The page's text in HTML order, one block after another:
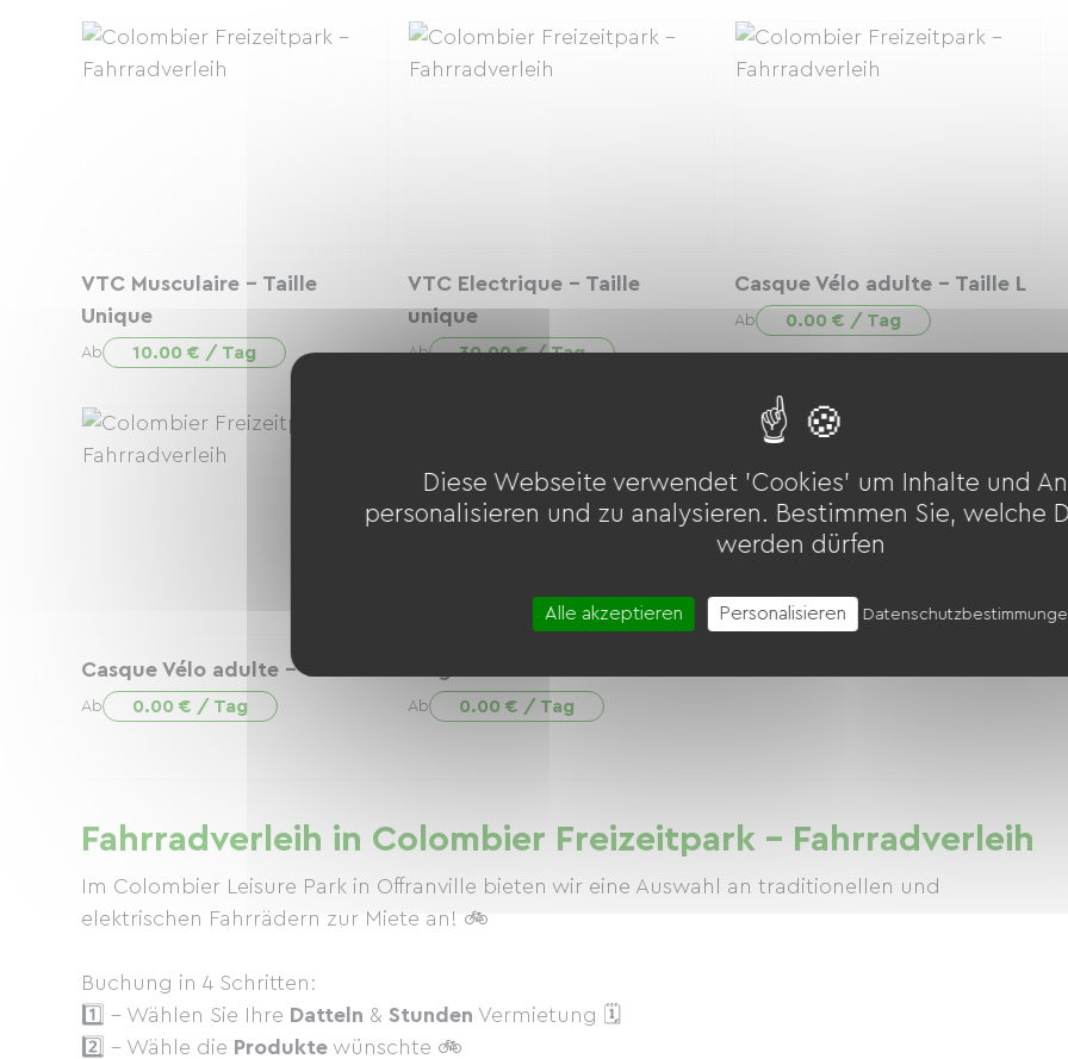
VTC Musculaire - Taille
Unique
Ab 10.00 € / Tag
VTC Electrique - Taille
unique
Ab 30.00 € / Tag
Casque Vélo adulte - Taille L
Ab 0.00 € / Tag
Casque Vélo adulte - Taille M
Ab 0.00 € / Tag Ab 0.00 € / Tag
Fahrradverleih in Colombier Freizeitpark – Fahrradverleih
Im Colombier Leisure Park in Offranville bieten wir eine Auswahl an traditionellen und
elektrischen Fahrrädern zur Miete an! 🚲
Buchung in 4 Schritten:
1️⃣ - Wählen Sie Ihre Datteln & Stunden Vermietung 🗓
2️⃣ - Wähle die Produkte wünschte 🚲
Diese Webseite verwendet 'Cookies' um Inhalte und
personalisieren und zu analysieren. Bestimmen Sie, welche
werden dürfen
Alle akzeptieren Personalisieren